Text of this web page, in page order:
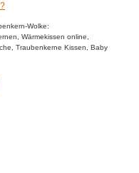
Wolke:
Wärmekissen online,
Traubenkerne Kissen, Baby